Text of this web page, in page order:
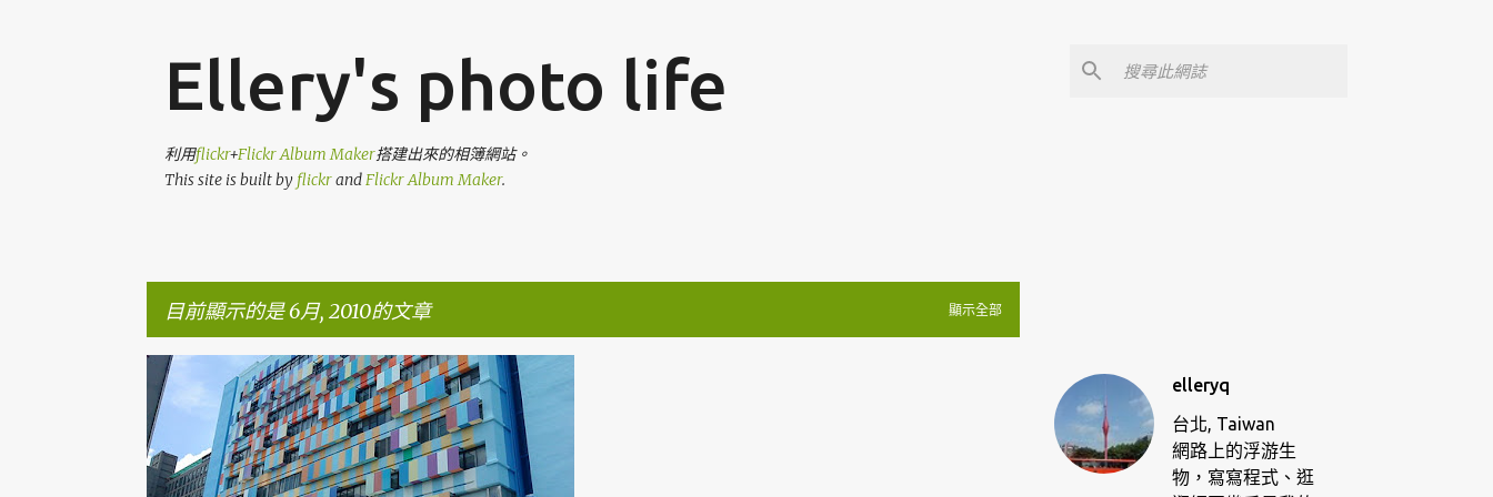
Ellery's photo life
利用flickr+Flickr Album Maker搭建出來的相簿網站。
This site is built by flickrandFlickr Album Maker.
目前顯示的是 6月, 2010的文章 顯示全部
發
表
文
elleryq
台北, Taiwan
網路上的浮游生
物，寫寫程式、逛